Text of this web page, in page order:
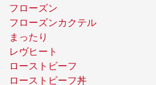
フローズン
フローズンカクテル
まったり
レヴヒート
ローストビーフ
ローストビーフ丼